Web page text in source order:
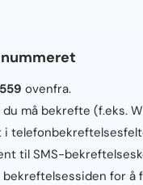
ovenfra.
må bekrefte (f.eks.
i
til SMS-
for å